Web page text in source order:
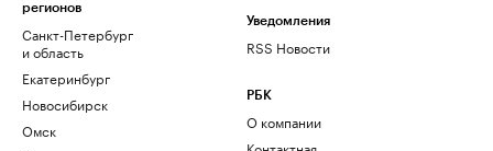
регионов
Санкт-Петербург
и область
Екатеринбург
Новосибирск
Омск
Уведомления
RSS Новости
РБК
О компании